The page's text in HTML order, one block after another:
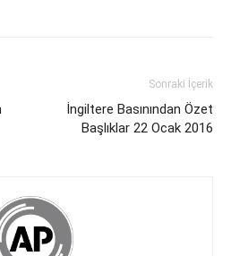
Sonraki İçerik
İngiltere Basınından Özet
Başlıklar 22 Ocak 2016